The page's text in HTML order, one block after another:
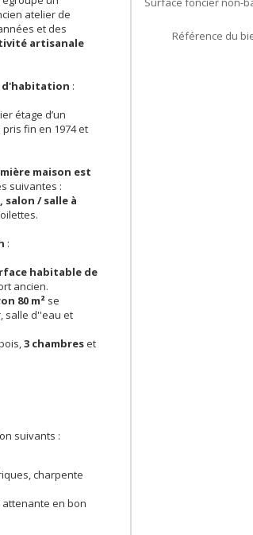
atelier de
et des
artisanale
d'habitation :
étage d’un
fin en 1974 et
maison est
suivantes :
salon / salle à
:
habitable de
ancien.
80 m² se
salle d''eau et
3 chambreset
suivants :
charpente
attenante en bon
Référence du